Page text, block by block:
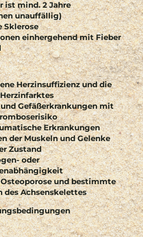
ist mind. 2 Jahre
unauffällig)
Sklerose
einhergehend mit Fieber
Herzinsuffizienz und die
Gefäßerkrankungen mit
Erkrankungen
der Muskeln und Gelenke
Zustand
oder
und bestimmte
des Achsenskelettes